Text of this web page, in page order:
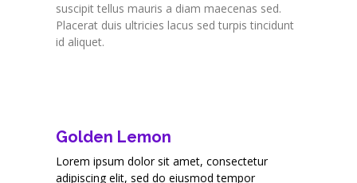
suscipit tellus mauris a diam maecenas sed.
Placerat duis ultricies lacus sed turpis tincidunt
id aliquet.
Golden Lemon
Lorem ipsum dolor sit amet, consectetur
adipiscing elit, sed do eiusmod tempor